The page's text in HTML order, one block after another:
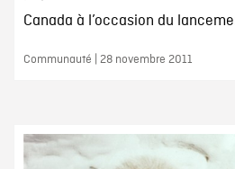
Canada à l’occasion du
Communauté | 28 novembre 2011